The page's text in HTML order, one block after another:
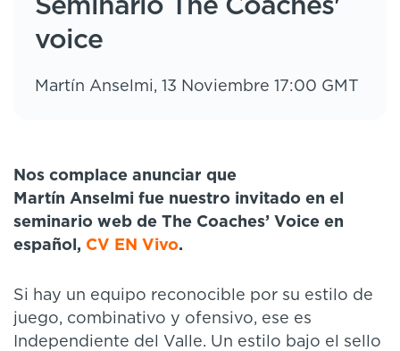
Seminario The Coaches'
voice
Martín Anselmi, 13 Noviembre 17:00 GMT
Nos complace anunciar que
Martín Anselmi fue nuestro invitado en el
seminario web de The Coaches’ Voice en
español, CV EN Vivo.
Si hay un equipo reconocible por su estilo de
juego, combinativo y ofensivo, ese es
Independiente del Valle. Un estilo bajo el sello